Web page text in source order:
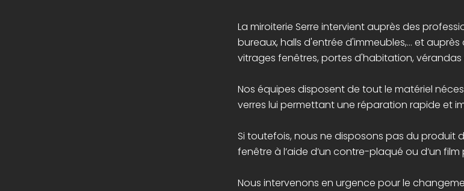
La miroiterie Serre intervient auprès des
bureaux, halls d'entrée d'immeubles,... et
vitrages fenêtres, portes d'habitation,
Nos équipes disposent de tout le matériel
verres lui permettant une réparation rapide et
Si toutefois, nous ne disposons pas du produit
fenêtre à l’aide d’un contre-plaqué ou d’un
Nous intervenons en urgence pour le